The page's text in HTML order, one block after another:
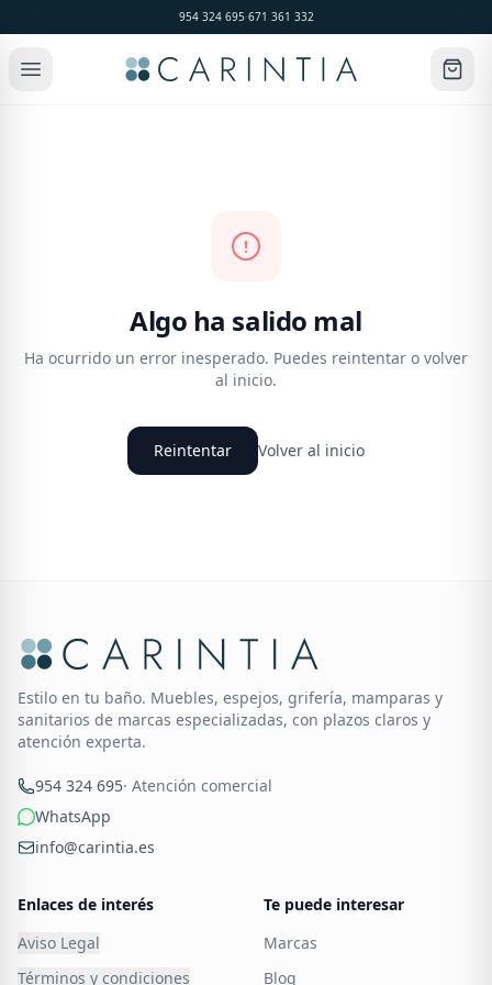
954 324 695·671 361 332
Algo ha salido mal
Ha ocurrido un error inesperado. Puedes reintentar o volver
al inicio.
Reintentar Volver al inicio
Estilo en tu baño. Muebles, espejos, grifería, mamparas y
sanitarios de marcas especializadas, con plazos claros y
atención experta.
954 324 695· Atención comercial
WhatsApp
info@carintia.es
Enlaces de interés
Aviso Legal
Términos y condiciones
Te puede interesar
Marcas
Blog